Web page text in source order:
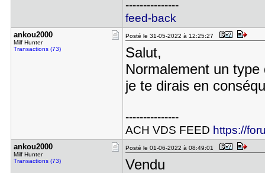
---------------
feed-back
ankou2000
Milf Hunter
Transactions (73)
Posté le 31-05-2022 à 12:25:27
Salut,
Normalement un
je te dirais en
---------------
ACH VDS FEED https://
ankou2000
Milf Hunter
Transactions (73)
Posté le 01-06-2022 à 08:49:01
Vendu